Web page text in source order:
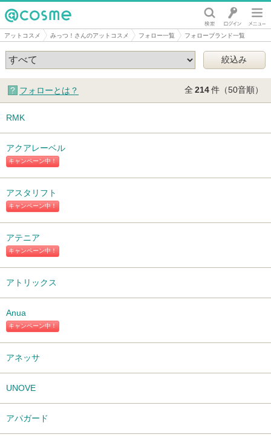
@cosme
アットコスメ みっつ！さんのアットコスメ フォロー一覧 フォローブランド一覧
フォローとは？ 全 214件（50音順）
RMK
キャンペーン中！
アクアレーベル
キャンペーン中！
アスタリフト
キャンペーン中！
アテニア
アトリックス
キャンペーン中！
Anua
アネッサ
UNOVE
アパガード